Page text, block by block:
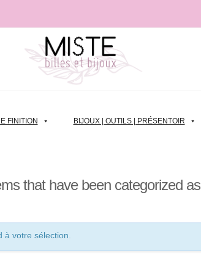
FINITION BIJOUX | OUTILS | PRÉSENTOIR
that have been categorized as
à votre sélection.